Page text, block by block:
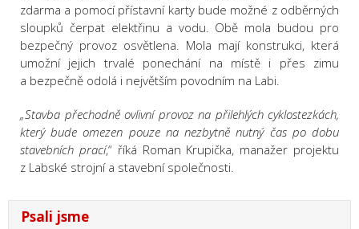
zdarma a pomocí přístavní karty bude možné z odběrných
sloupků čerpat elektřinu a vodu. Obě mola budou pro
bezpečný provoz osvětlena. Mola mají konstrukci, která
umožní jejich trvalé ponechání na místě i přes zimu
a bezpečně odolá i největším povodním na Labi.
„Stavba přechodně ovlivní provoz na přilehlých cyklostezkách,
který bude omezen pouze na nezbytně nutný čas po dobu
stavebních prací,“ říká Roman Krupička, manažer projektu
z Labské strojní a stavební společnosti.
Psali jsme